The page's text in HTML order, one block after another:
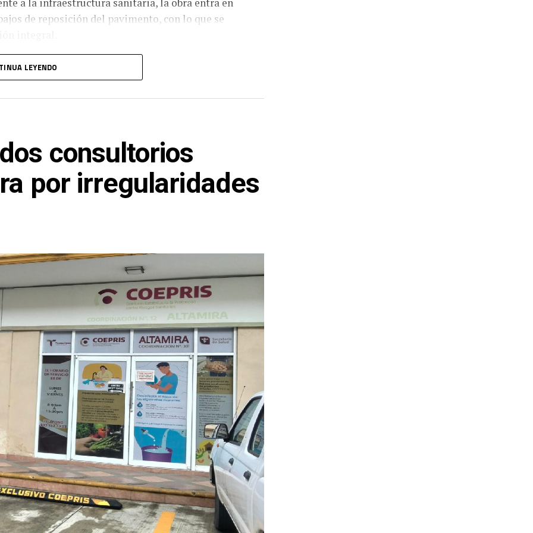
de reposición del pavimento, con lo que se
con el Ayuntamiento de Ciudad Madero,
la infraestructura urbana y mejorar la
colonias con mayor tradición e historia del
LEYENDO
consultorios
por irregularidades